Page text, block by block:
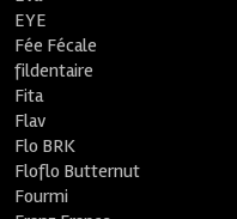
EYE
Fée Fécale
fildentaire
Fita
Flav
Flo BRK
Floflo Butternut
Fourmi